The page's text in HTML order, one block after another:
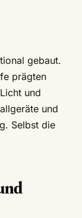
gebaut.
prägten
und
und
Selbst die